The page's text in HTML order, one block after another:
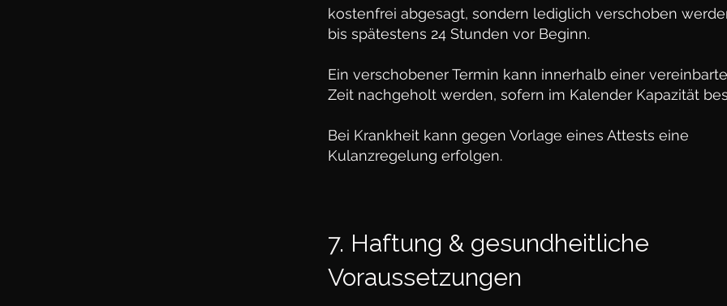
kostenfrei abgesagt, sondern lediglich verschoben
bis spätestens 24 Stunden vor Beginn.
Ein verschobener Termin kann innerhalb einer
Zeit nachgeholt werden, sofern im Kalender Kapazität
Bei Krankheit kann gegen Vorlage eines Attests eine
Kulanzregelung erfolgen.
7. Haftung & gesundheitliche
Voraussetzungen